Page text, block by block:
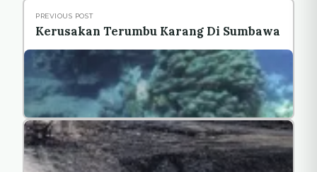
PREVIOUS POST
Kerusakan Terumbu Karang Di Sumbawa